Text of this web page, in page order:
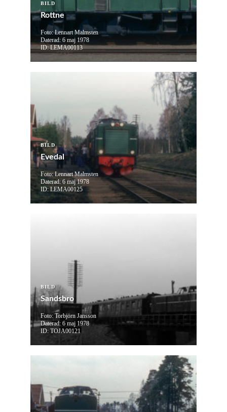
BILD
Rottne
Foto: Lennart Malmsten
Daterad: 6 maj 1978
ID: LEMA00113
BILD
Evedal
Foto: Lennart Malmsten
Daterad: 6 maj 1978
ID: LEMA00125
BILD
Sandsbro
Foto: Torbjörn Jansson
Daterad: 6 maj 1978
ID: TOJA00121